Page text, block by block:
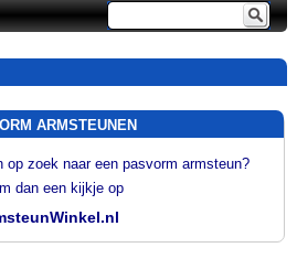
ARMSTEUNEN
op zoek naar een pasvorm armsteun?
dan een kijkje op